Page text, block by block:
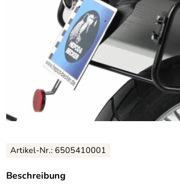
Artikel-Nr.: 6505410001
Beschreibung